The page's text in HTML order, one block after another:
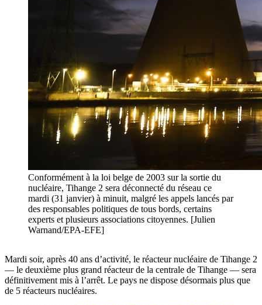
Conformément à la loi belge de 2003 sur la sortie du
nucléaire, Tihange 2 sera déconnecté du réseau ce
mardi (31 janvier) à minuit, malgré les appels lancés par
des responsables politiques de tous bords, certains
experts et plusieurs associations citoyennes. [Julien
Warnand/EPA-EFE]
Mardi soir, après 40 ans d’activité, le réacteur nucléaire de Tihange 2
— le deuxième plus grand réacteur de la centrale de Tihange — sera
définitivement mis à l’arrêt. Le pays ne dispose désormais plus que
de 5 réacteurs nucléaires.